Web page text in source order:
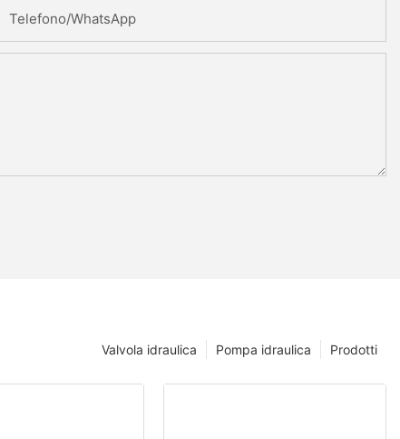
Telefono/WhatsApp
Prodotti
Pompa idraulica
Valvola idraulica